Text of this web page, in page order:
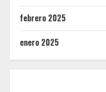
febrero 2025
enero 2025